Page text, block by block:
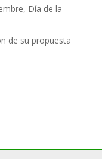
Día de la
de su propuesta